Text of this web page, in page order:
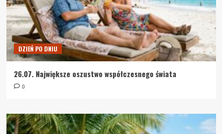
DZIEŃ PO DNIU
26.07. Największe oszustwo współczesnego świata
0